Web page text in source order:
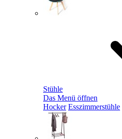
Stühle
Das Menü öffnen
Hocker Esszimmerstühle